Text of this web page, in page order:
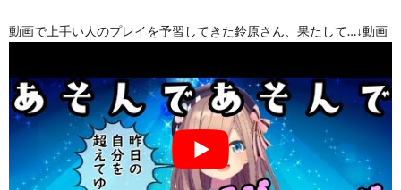
動画で上手い人のプレイを予習してきた鈴原さん、果たして…↓動画